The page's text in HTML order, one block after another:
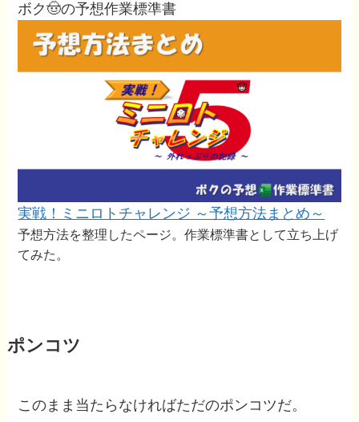
ボク🤠の予想作業標準書
実戦！ミニロトチャレンジ ～予想方法まとめ～
予想方法を整理したページ。作業標準書として立ち上げ
てみた。
ポンコツ
このまま当たらなければただのポンコツだ。